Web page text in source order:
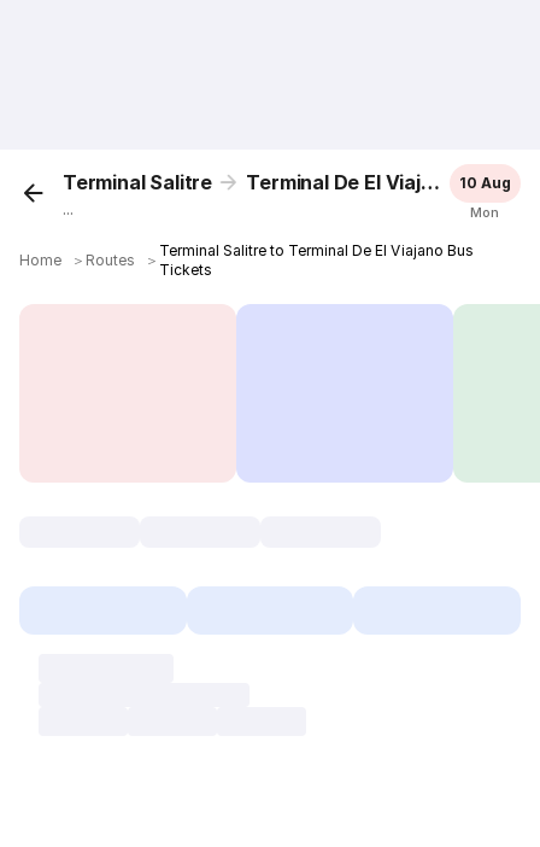
Terminal Salitre Terminal De El Viajano
...
10 Aug
Mon
Home ＞ Routes ＞
Terminal Salitre to Terminal De El Viajano Bus
Tickets